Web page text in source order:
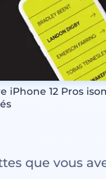
iPhone 12 Pros
que vous